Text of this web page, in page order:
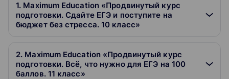
1. Maximum Education «Продвинутый курс
подготовки. Сдайте ЕГЭ и поступите на
бюджет без стресса. 10 класс»
2. Maximum Education «Продвинутый курс
подготовки. Всё, что нужно для ЕГЭ на 100
баллов. 11 класс»